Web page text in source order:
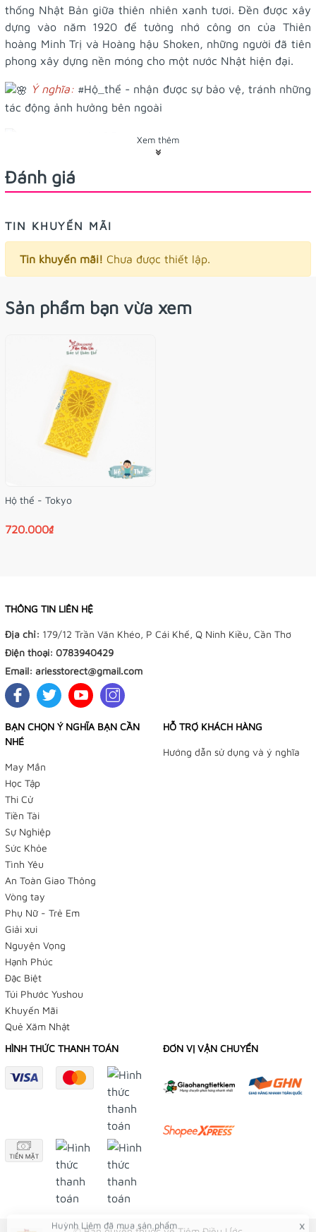
thống Nhật Bản giữa thiên nhiên xanh tươi. Đền được xây
dựng vào năm 1920 để tưởng nhớ công ơn của Thiên
hoàng Minh Trị và Hoàng hậu Shoken, những người đã tiên
phong xây dựng nền móng cho một nước Nhật hiện đại.
Ý nghĩa: #Hộ_thể - nhận được sự bảo vệ, tránh những
tác động ảnh hưởng bên ngoài
ra xem nha, dạng thẻ dẹp nên chỉ để ví được thôi á
ngoài Đề:n làm sẵn òi
Xem thêm
Đánh giá
TIN KHUYẾN MÃI
Tin khuyến mãi! Chưa được thiết lập.
Sản phẩm bạn vừa xem
Hộ thể - Tokyo
720.000₫
THÔNG TIN LIÊN HỆ
Địa chỉ: 179/12 Trần Văn Khéo, P Cái Khế, Q Ninh Kiều, Cần Thơ
Điện thoại: 0783940429
Email: ariesstorect@gmail.com
BẠN CHỌN Ý NGHĨA BẠN CẦN
NHÉ
May Mắn
Học Tập
Thi Cử
Tiền Tài
Sự Nghiệp
Sức Khỏe
Tình Yêu
An Toàn Giao Thông
Vòng tay
Phụ Nữ - Trẻ Em
Giải xui
Nguyện Vọng
Hạnh Phúc
Đặc Biệt
Túi Phước Yushou
Khuyến Mãi
Quẻ Xăm Nhật
HỖ TRỢ KHÁCH HÀNG
Hướng dẫn sử dụng và ý nghĩa
HÌNH THỨC THANH TOÁN ĐƠN VỊ VẬN CHUYỂN